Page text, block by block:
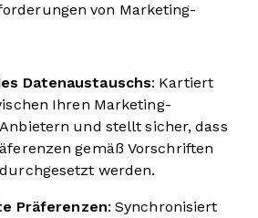
von Marketing-
Datenaustauschs: Kartiert
Ihren Marketing-
und stellt sicher, dass
gemäß Vorschriften
werden.
Präferenzen: Synchronisiert